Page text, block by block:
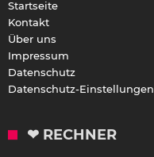
Startseite
Kontakt
Über uns
Impressum
Datenschutz
Datenschutz-Einstellungen
❤ RECHNER